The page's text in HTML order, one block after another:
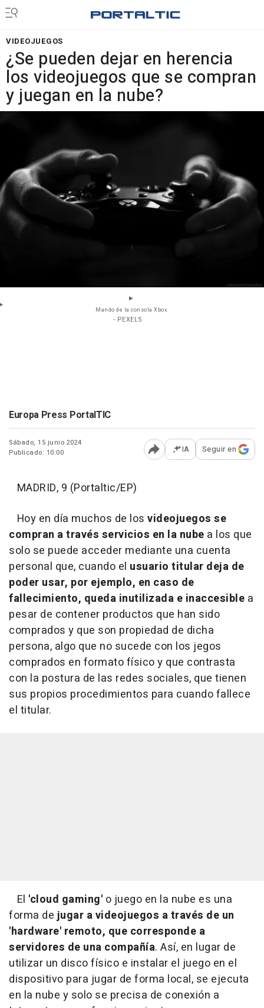
VIDEOJUEGOS
¿Se pueden dejar en herencia
los videojuegos que se compran
y juegan en la nube?
Mando de la consola Xbox.
- PEXELS
Europa Press PortalTIC
Sábado, 15 junio 2024
Publicado: 10:00
Abrir opciones para
IA Seguir en
MADRID, 9 (Portaltic/EP)
Hoy en día muchos de los videojuegos se
compran a través servicios en la nube a los que
solo se puede acceder mediante una cuenta
personal que, cuando el usuario titular deja de
poder usar, por ejemplo, en caso de
fallecimiento, queda inutilizada e inaccesible a
pesar de contener productos que han sido
comprados y que son propiedad de dicha
persona, algo que no sucede con los jegos
comprados en formato físico y que contrasta
con la postura de las redes sociales, que tienen
sus propios procedimientos para cuando fallece
el titular.
El 'cloud gaming' o juego en la nube es una
forma dejugar a videojuegos a través de un
'hardware' remoto, que corresponde a
servidores de una compañía. Así, en lugar de
utilizar un disco físico e instalar el juego en el
dispositivo para jugar de forma local, se ejecuta
en la nube y solo se precisa de conexión a